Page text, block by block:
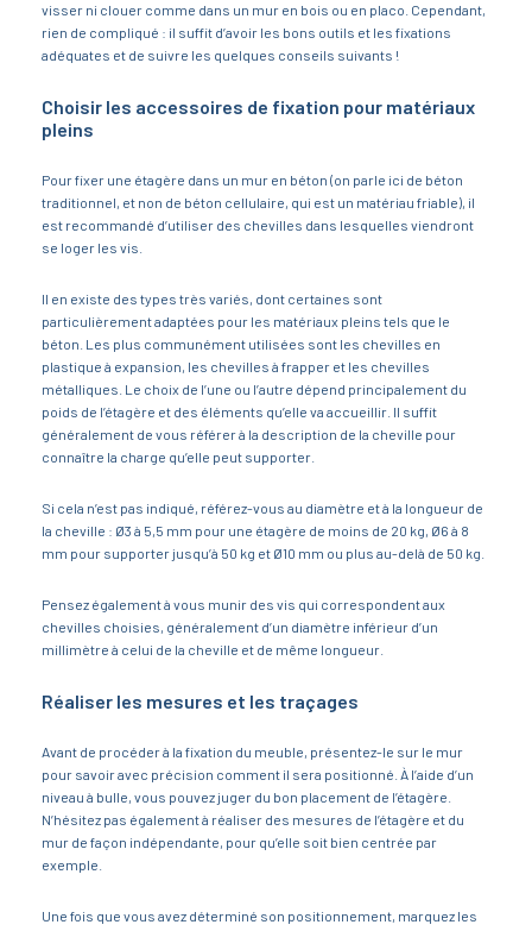
visser ni clouer comme dans un mur en bois ou en placo. Cependant,
rien de compliqué : il suffit d’avoir les bons outils et les fixations
adéquates et de suivre les quelques conseils suivants !
Choisir les accessoires de fixation pour matériaux
pleins
Pour fixer une étagère dans un mur en béton (on parle ici de béton
traditionnel, et non de béton cellulaire, qui est un matériau friable), il
est recommandé d’utiliser des chevilles dans lesquelles viendront
se loger les vis.
Il en existe des types très variés, dont certaines sont
particulièrement adaptées pour les matériaux pleins tels que le
béton. Les plus communément utilisées sont les chevilles en
plastique à expansion, les chevilles à frapper et les chevilles
métalliques. Le choix de l’une ou l’autre dépend principalement du
poids de l’étagère et des éléments qu’elle va accueillir. Il suffit
généralement de vous référer à la description de la cheville pour
connaître la charge qu’elle peut supporter.
Si cela n’est pas indiqué, référez-vous au diamètre et à la longueur de
la cheville : Ø3 à 5,5 mm pour une étagère de moins de 20 kg, Ø6 à 8
mm pour supporter jusqu’à 50 kg et Ø10 mm ou plus au-delà de 50 kg.
Pensez également à vous munir des vis qui correspondent aux
chevilles choisies, généralement d’un diamètre inférieur d’un
millimètre à celui de la cheville et de même longueur.
Réaliser les mesures et les traçages
Avant de procéder à la fixation du meuble, présentez-le sur le mur
pour savoir avec précision comment il sera positionné. À l’aide d’un
niveau à bulle, vous pouvez juger du bon placement de l’étagère.
N’hésitez pas également à réaliser des mesures de l’étagère et du
mur de façon indépendante, pour qu’elle soit bien centrée par
exemple.
Une fois que vous avez déterminé son positionnement, marquez les